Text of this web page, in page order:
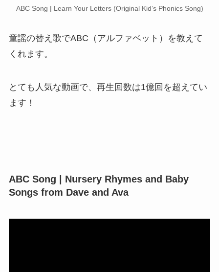
ABC Song | Learn Your Letters (Original Kid’s Phonics Song)
童謡の替え歌でABC（アルファベット）を教えて
くれます。
とても人気な動画で、再生回数は1億回を超えてい
ます！
ABC Song | Nursery Rhymes and Baby
Songs from Dave and Ava